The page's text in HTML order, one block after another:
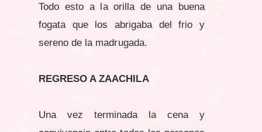
Todo esto a la orilla de una buena
fogata que los abrigaba del frio y
sereno de la madrugada.
REGRESO A ZAACHILA
Una vez terminada la cena y